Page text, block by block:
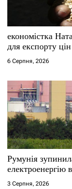
економістка
для експорту
6 Серпня, 2026
Румунія
електроенергію
3 Серпня, 2026